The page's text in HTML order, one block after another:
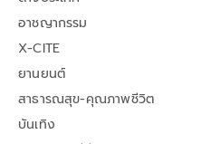
อาชญากรรม
X-CITE
ยานยนต์
สาธารณสุข-คุณภาพชีวิต
บันเทิง